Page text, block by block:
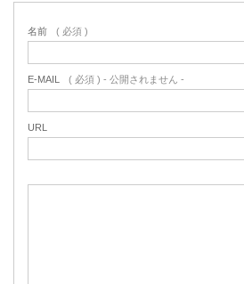
名前 ( 必須 )
E-MAIL ( 必須 ) - 公開されません -
URL